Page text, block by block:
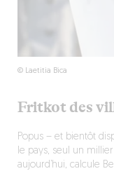
© Laetitia Bica
Fritkot des
Popus – et bientôt
le pays, seul un
aujourd’hui, calcule